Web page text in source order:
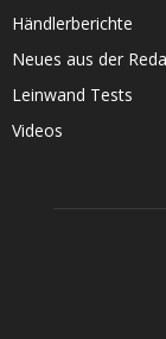
Händlerberichte
Neues aus der
Leinwand Tests
Videos